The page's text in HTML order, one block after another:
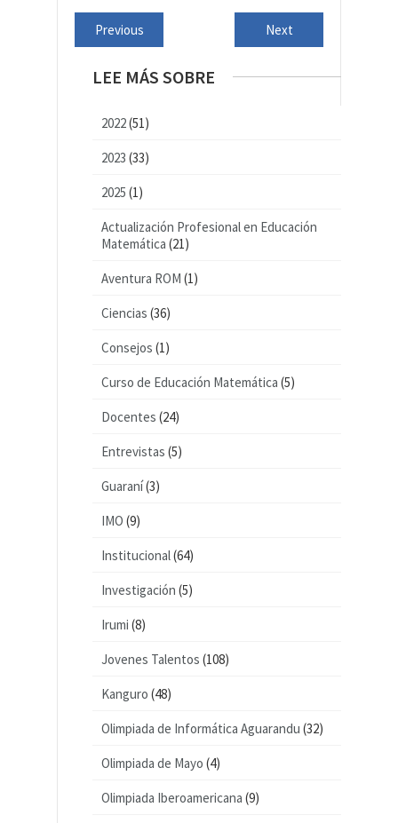
Previous Next
LEE MÁS SOBRE
2022(51)
2023 (33)
2025 (1)
Actualización Profesional en Educación
Matemática (21)
Aventura ROM (1)
Ciencias (36)
Consejos (1)
Curso de Educación Matemática (5)
Docentes (24)
Entrevistas (5)
Guaraní(3)
IMO (9)
Institucional(64)
Investigación (5)
Irumi (8)
Jovenes Talentos (108)
Kanguro (48)
Olimpiada de Informática Aguarandu (32)
Olimpiada de Mayo (4)
Olimpiada Iberoamericana (9)